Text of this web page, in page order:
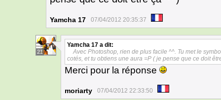
Yamcha 17 07/04/2012 20:35:37
21
Yamcha 17 a dit:
Avec Photoshop, rien de plus facile ^^. Tu met le
cotés, et tu obtiens une aura =P ( je pense que ce doit
Merci pour la réponse
moriarty 07/04/2012 22:33:50